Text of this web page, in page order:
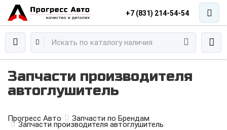
+7 (831) 214-54-54
Запчасти производителя
автоглушитель
Прогресс Авто Запчасти по Брендам
Запчасти производителя автоглушитель